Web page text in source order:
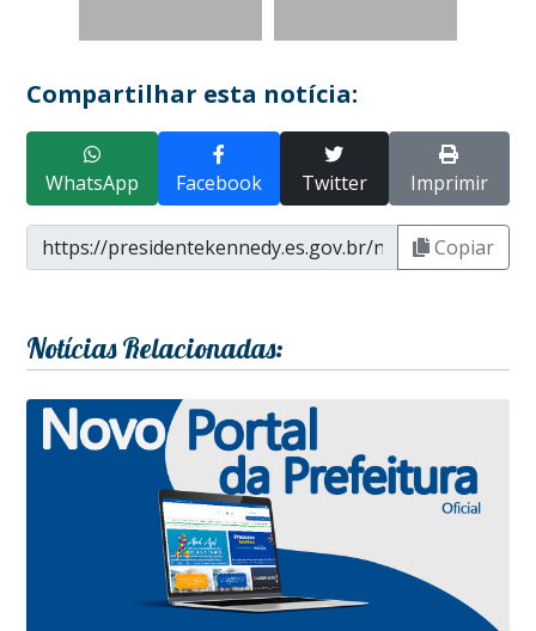
Compartilhar esta notícia:
WhatsApp Facebook Twitter Imprimir
Copiar
Notícias Relacionadas: